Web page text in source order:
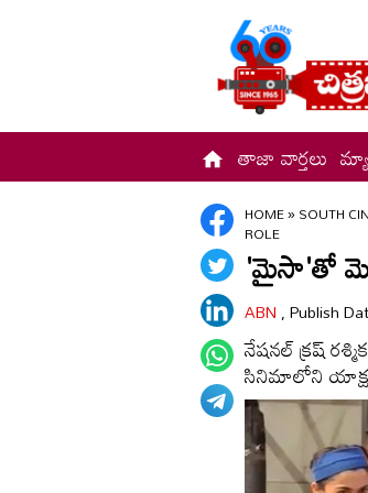
తాజా వార్తలు
HOME»SOUTH
ROLE
'మైసా'తో
ABN, Publish
నేషనల్‌ క్రష్‌
సినిమాలోని యాక్షన్